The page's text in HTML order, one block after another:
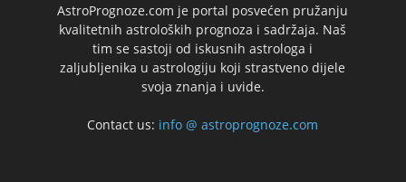
AstroPrognoze.com je portal posvećen pružanju
kvalitetnih astroloških prognoza i sadržaja. Naš
tim se sastoji od iskusnih astrologa i
zaljubljenika u astrologiju koji strastveno dijele
svoja znanja i uvide.
Contact us: info @ astroprognoze.com